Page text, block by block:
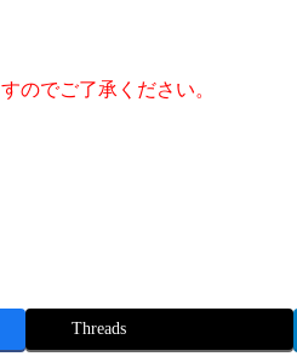
のでご了承ください。
Threads